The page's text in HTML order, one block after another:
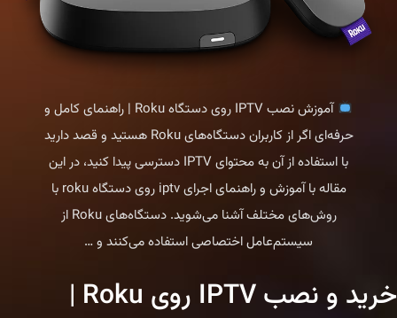
آموزش نصب IPTV روی دستگاه Roku | راهنمای کامل و
حرفه‌ای اگر از کاربران دستگاه‌های Roku هستید و قصد دارید
با استفاده از آن به محتوای IPTV دسترسی پیدا کنید، در این
مقاله با آموزش و راهنمای اجرای iptv روی دستگاه roku با
روش‌های مختلف آشنا می‌شوید. دستگاه‌های Roku از
سیستم‌عامل اختصاصی استفاده می‌کنند و…
خرید و نصب IPTV روی Roku |